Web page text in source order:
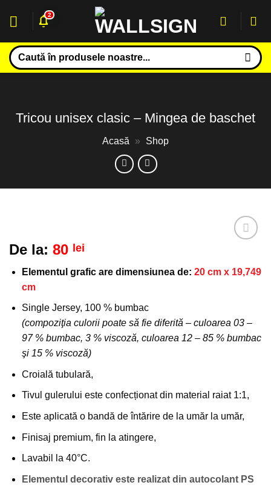
2
Caută
după:
Tricou unisex clasic – Mingea de baschet
Acasă » Shop
favorite!
De la: 80 lei
Elementul grafic are dimensiunea de: 20 cm x 19,749
cm
Single Jersey, 100 % bumbac
(compoziţia culorii poate să fie diferită – culoarea 03 –
97 % bumbac, 3 % viscoză, culoarea 12 – 85 % bumbac
şi 15 % viscoză)
Croială tubulară,
Tivul gulerului este confecționat din material raiat 1:1,
Este aplicată o bandă de întărire de la umăr la umăr,
Finisaj premium, fin la atingere,
Lavabil la 40°C.
Elementul decorativ este realizat din autocolant PS